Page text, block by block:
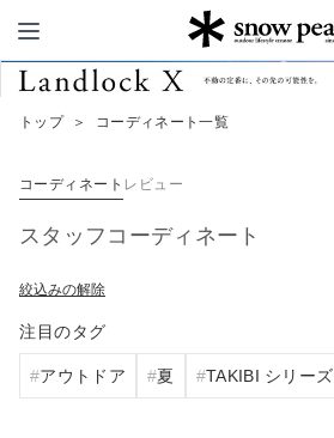
Snow Peak
トップ ＞ コーディネート一覧
コーディネート レビュー
スタッフコーディネート
絞込みの解除
注目のタグ
アウトドア 夏 TAKIBI シリーズ